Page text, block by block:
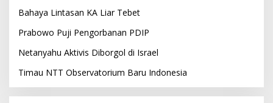
Bahaya Lintasan KA Liar Tebet
Prabowo Puji Pengorbanan PDIP
Netanyahu Aktivis Diborgol di Israel
Timau NTT Observatorium Baru Indonesia